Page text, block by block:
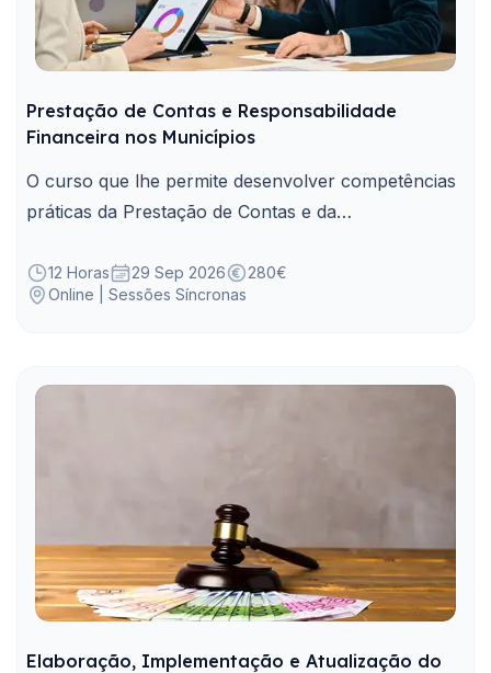
Prestação de Contas e Responsabilidade
Financeira nos Municípios
O curso que lhe permite desenvolver competências
práticas da Prestação de Contas e da
12 Horas 29 Sep 2026
280€
Online | Sessões Síncronas
Elaboração, Implementação e Atualização do